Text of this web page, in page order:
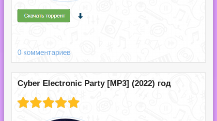
0 комментариев
Cyber Electronic Party [MP3] (2022) год